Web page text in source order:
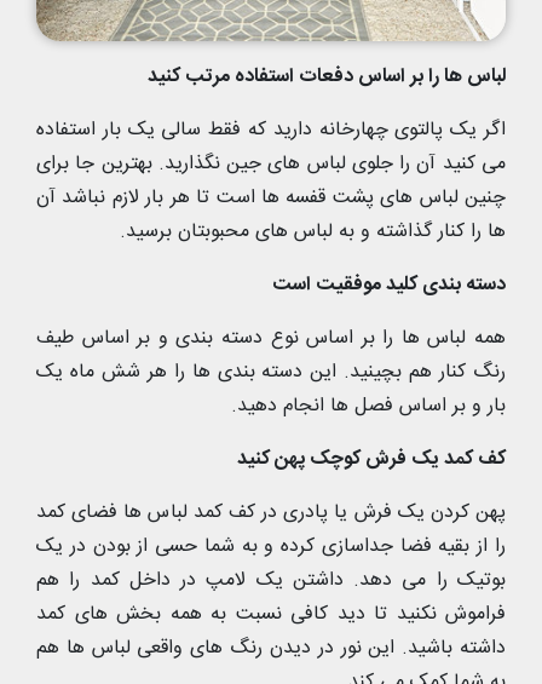
لباس ها را بر اساس دفعات استفاده مرتب کنید
اگر یک پالتوی چهارخانه دارید که فقط سالی یک بار استفاده
می کنید آن را جلوی لباس های جین نگذارید. بهترین جا برای
چنین لباس های پشت قفسه ها است تا هر بار لازم نباشد آن
ها را کنار گذاشته و به لباس های محبوبتان برسید.
دسته بندی کلید موفقیت است
همه لباس ها را بر اساس نوع دسته بندی و بر اساس طیف
رنگ کنار هم بچینید. این دسته بندی ها را هر شش ماه یک
بار و بر اساس فصل ها انجام دهید.
کف کمد یک فرش کوچک پهن کنید
پهن کردن یک فرش یا پادری در کف کمد لباس ها فضای کمد
را از بقیه فضا جداسازی کرده و به شما حسی از بودن در یک
بوتیک را می دهد. داشتن یک لامپ در داخل کمد را هم
فراموش نکنید تا دید کافی نسبت به همه بخش های کمد
داشته باشید. این نور در دیدن رنگ های واقعی لباس ها هم